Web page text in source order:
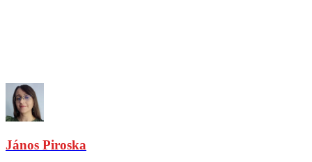
János Piroska